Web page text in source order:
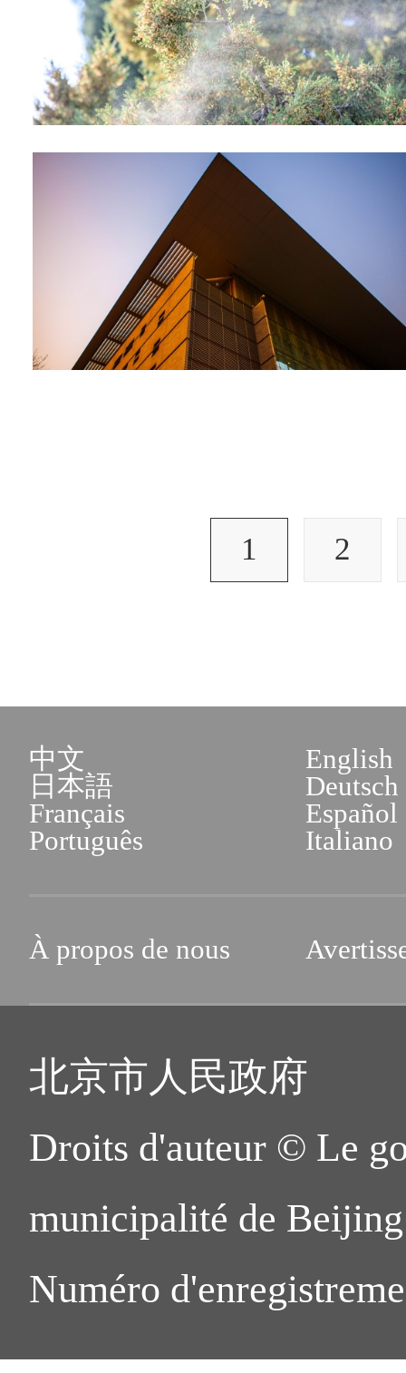
1 2
中文
English
日本語
Deutsch
Français
Español
Português
Italiano
À propos de nous
北京市人民政府
Droits d'auteur © Le
municipalité de
Numéro